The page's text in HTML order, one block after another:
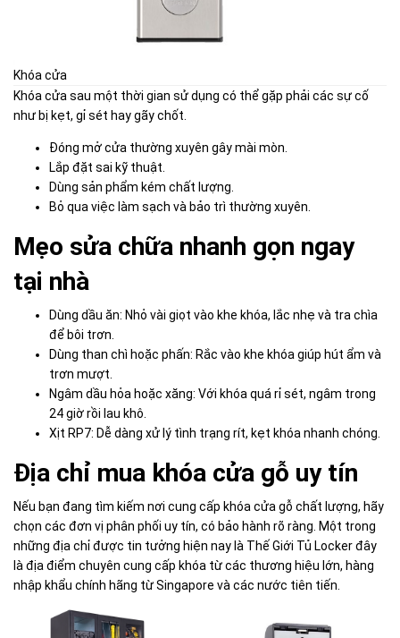
Khóa cửa
Khóa cửa sau một thời gian sử dụng có thể gặp phải các sự cố
như bị kẹt, gỉ sét hay gãy chốt.
Đóng mở cửa thường xuyên gây mài mòn.
Lắp đặt sai kỹ thuật.
Dùng sản phẩm kém chất lượng.
Bỏ qua việc làm sạch và bảo trì thường xuyên.
Mẹo sửa chữa nhanh gọn ngay
tại nhà
Dùng dầu ăn: Nhỏ vài giọt vào khe khóa, lắc nhẹ và tra chìa
để bôi trơn.
Dùng than chì hoặc phấn: Rắc vào khe khóa giúp hút ẩm và
trơn mượt.
Ngâm dầu hỏa hoặc xăng: Với khóa quá rỉ sét, ngâm trong
24 giờ rồi lau khô.
Xịt RP7: Dễ dàng xử lý tình trạng rít, kẹt khóa nhanh chóng.
Địa chỉ mua khóa cửa gỗ uy tín
Nếu bạn đang tìm kiếm nơi cung cấp khóa cửa gỗ chất lượng, hãy
chọn các đơn vị phân phối uy tín, có bảo hành rõ ràng. Một trong
những địa chỉ được tin tưởng hiện nay là Thế Giới Tủ Locker đây
là địa điểm chuyên cung cấp khóa từ các thương hiệu lớn, hàng
nhập khẩu chính hãng từ Singapore và các nước tiên tiến.